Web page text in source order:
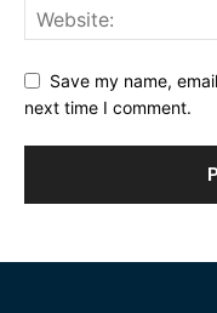
Save my name,
next time I comment.